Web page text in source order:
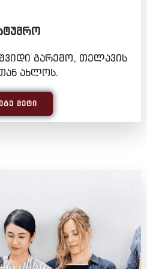
გარემო, თელავის
ახლოს.
ᲛᲔᲢᲘ